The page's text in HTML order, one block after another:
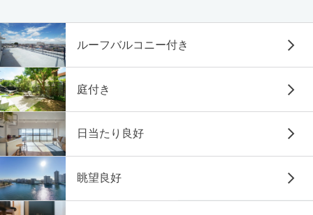
ルーフバルコニー付き
庭付き
日当たり良好
眺望良好